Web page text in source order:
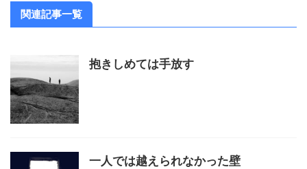
関連記事一覧
抱きしめては手放す
一人では越えられなかった壁